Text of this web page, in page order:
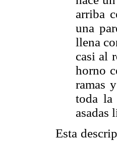
arriba
una
llena
casi al
horno
ramas
toda la
asadas
Esta